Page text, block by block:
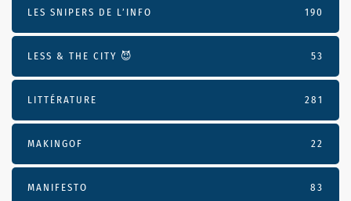
LES SNIPERS DE L’INFO 190
LESS & THE CITY 😈 53
LITTÉRATURE 281
MAKINGOF 22
MANIFESTO 83